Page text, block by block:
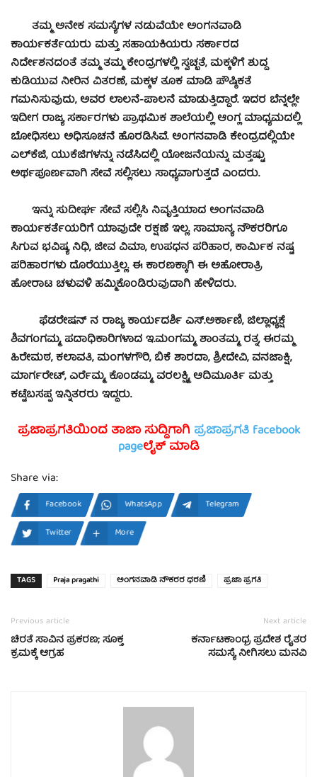
ತಮ್ಮ ಅನೇಕ ಸಮಸ್ಯೆಗಳ ನಡುವೆಯೇ ಅಂಗನವಾಡಿ
ಕಾರ್ಯಕರ್ತೆಯರು ಮತ್ತು ಸಹಾಯಕಿಯರು ಸರ್ಕಾರದ
ನಿರ್ದೇಶನದಂತೆ ತಮ್ಮ ತಮ್ಮ ಕೇಂದ್ರಗಳಲ್ಲಿ ಸ್ವಚ್ಛತೆ, ಮಕ್ಕಳಿಗೆ ಶುದ್ಧ
ಕುಡಿಯುವ ನೀರಿನ ವಿತರಣೆ, ಮಕ್ಕಳ ತೂಕ ಮಾಡಿ ಪೌಷ್ಠಿಕತೆ
ಗಮನಿಸುವುದು, ಅವರ ಲಾಲನೆ-ಪಾಲನೆ ಮಾಡುತ್ತಿದ್ದಾರೆ. ಇದರ ಬೆನ್ನಲ್ಲೇ
ಇದೀಗ ರಾಜ್ಯ ಸರ್ಕಾರಗಳು ಪ್ರಾಥಮಿಕ ಶಾಲೆಯಲ್ಲಿ ಆಂಗ್ಲ ಮಾಧ್ಯಮದಲ್ಲಿ
ಬೋಧಿಸಲು ಅಧಿಸೂಚನೆ ಹೊರಡಿಸಿವೆ. ಅಂಗನವಾಡಿ ಕೇಂದ್ರದಲ್ಲಿಯೇ
ಎಲ್‍ಕೆಜಿ, ಯುಕೆಜಿಗಳನ್ನು ನಡೆಸಿದಲ್ಲಿ ಯೋಜನೆಯನ್ನು ಮತ್ತಷ್ಟು
ಅರ್ಥಪೂರ್ಣವಾಗಿ ಸೇವೆ ಸಲ್ಲಿಸಲು ಸಾಧ್ಯವಾಗುತ್ತದೆ ಎಂದರು.
ಇನ್ನು ಸುದೀರ್ಘ ಸೇವೆ ಸಲ್ಲಿಸಿ ನಿವೃತ್ತಿಯಾದ ಅಂಗನವಾಡಿ
ಕಾರ್ಯಕರ್ತೆಯರಿಗೆ ಯಾವುದೇ ರಕ್ಷಣೆ ಇಲ್ಲ. ಸಾಮಾನ್ಯ ನೌಕರರಿಗೂ
ಸಿಗುವ ಭವಿಷ್ಯ ನಿಧಿ, ಜೀವ ವಿಮಾ, ಉಪಧನ ಪರಿಹಾರ, ಕಾರ್ಮಿಕ ನಷ್ಟ
ಪರಿಹಾರಗಳು ದೊರೆಯುತ್ತಿಲ್ಲ. ಈ ಕಾರಣಕ್ಕಾಗಿ ಈ ಅಹೋರಾತ್ರಿ
ಹೋರಾಟ ಚಳುವಳಿ ಹಮ್ಮಿಕೊಂಡಿರುವುದಾಗಿ ಹೇಳಿದರು.
ಫೆಡರೇಷನ್ ನ ರಾಜ್ಯ ಕಾರ್ಯದರ್ಶಿ ಎಸ್.ಅರ್ಕಾಣಿ, ಜಿಲ್ಲಾಧ್ಯಕ್ಷೆ
ಶಿವಗಂಗಮ್ಮ, ಪದಾಧಿಕಾರಿಗಳಾದ ಇ.ಮಂಗಮ್ಮ, ಶಾಂತಮ್ಮ, ರತ್ನ, ಈರಮ್ಮ
ಹಿರೇಮಠ, ಕಲಾವತಿ, ಮಂಗಳಗೌರಿ, ಬಿಕೆ ಶಾರದಾ, ಶ್ರೀದೇವಿ, ವನಜಾಕ್ಷಿ,
ಮಾರ್ಗರೇಟ್, ಎರ್ರೆಮ್ಮ, ಕೊಂಡಮ್ಮ, ವರಲಕ್ಷ್ಮಿ, ಆದಿಮೂರ್ತಿ ಮತ್ತು
ಕಟ್ಟೆಬಸಪ್ಪ ಇನ್ನಿತರರು ಇದ್ದರು.
ಪ್ರಜಾಪ್ರಗತಿಯಿಂದ ತಾಜಾ ಸುದ್ದಿಗಾಗಿ ಪ್ರಜಾಪ್ರಗತಿ facebook
pageಲೈಕ್ ಮಾಡಿ
Share via:
Facebook WhatsApp
Telegram
Twitter
More
TAGS Praja pragathi ಅಂಗನವಾಡಿ ನೌಕರರ ಧರಣಿ ಪ್ರಜಾ ಪ್ರಗತಿ
Previous article
ಚಿರತೆ ಸಾವಿನ ಪ್ರಕರಣ; ಸೂಕ್ತ
ಕ್ರಮಕ್ಕೆ ಆಗ್ರಹ
Next article
ಕರ್ನಾಟಕಾಂಧ್ರ ಪ್ರದೇಶ ರೈತರ
ಸಮಸ್ಯೆ ನೀಗಿಸಲು ಮನವಿ